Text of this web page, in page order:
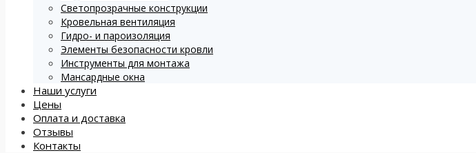
Светопрозрачные конструкции
Кровельная вентиляция
Гидро- и пароизоляция
Элементы безопасности кровли
Инструменты для монтажа
Мансардные окна
Наши услуги
Цены
Оплата и доставка
Отзывы
Контакты